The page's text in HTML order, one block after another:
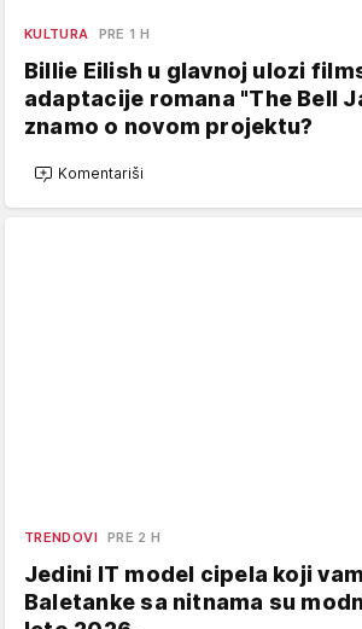
KULTURA PRE 1 H
Billie Eilish u glavnoj ulozi
adaptacije romana "The Bell
znamo o novom projektu?
Komentariši
TRENDOVI PRE 2 H
Jedini IT model cipela koji
Baletanke sa nitnama su